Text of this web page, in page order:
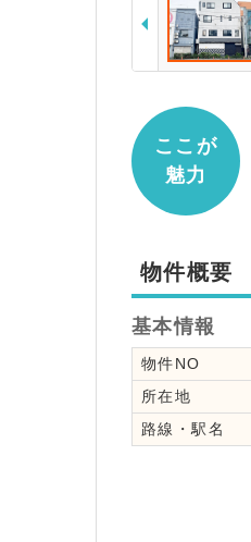
ここが
魅力
物件概要
基本情報
物件NO
所在地
路線・駅名